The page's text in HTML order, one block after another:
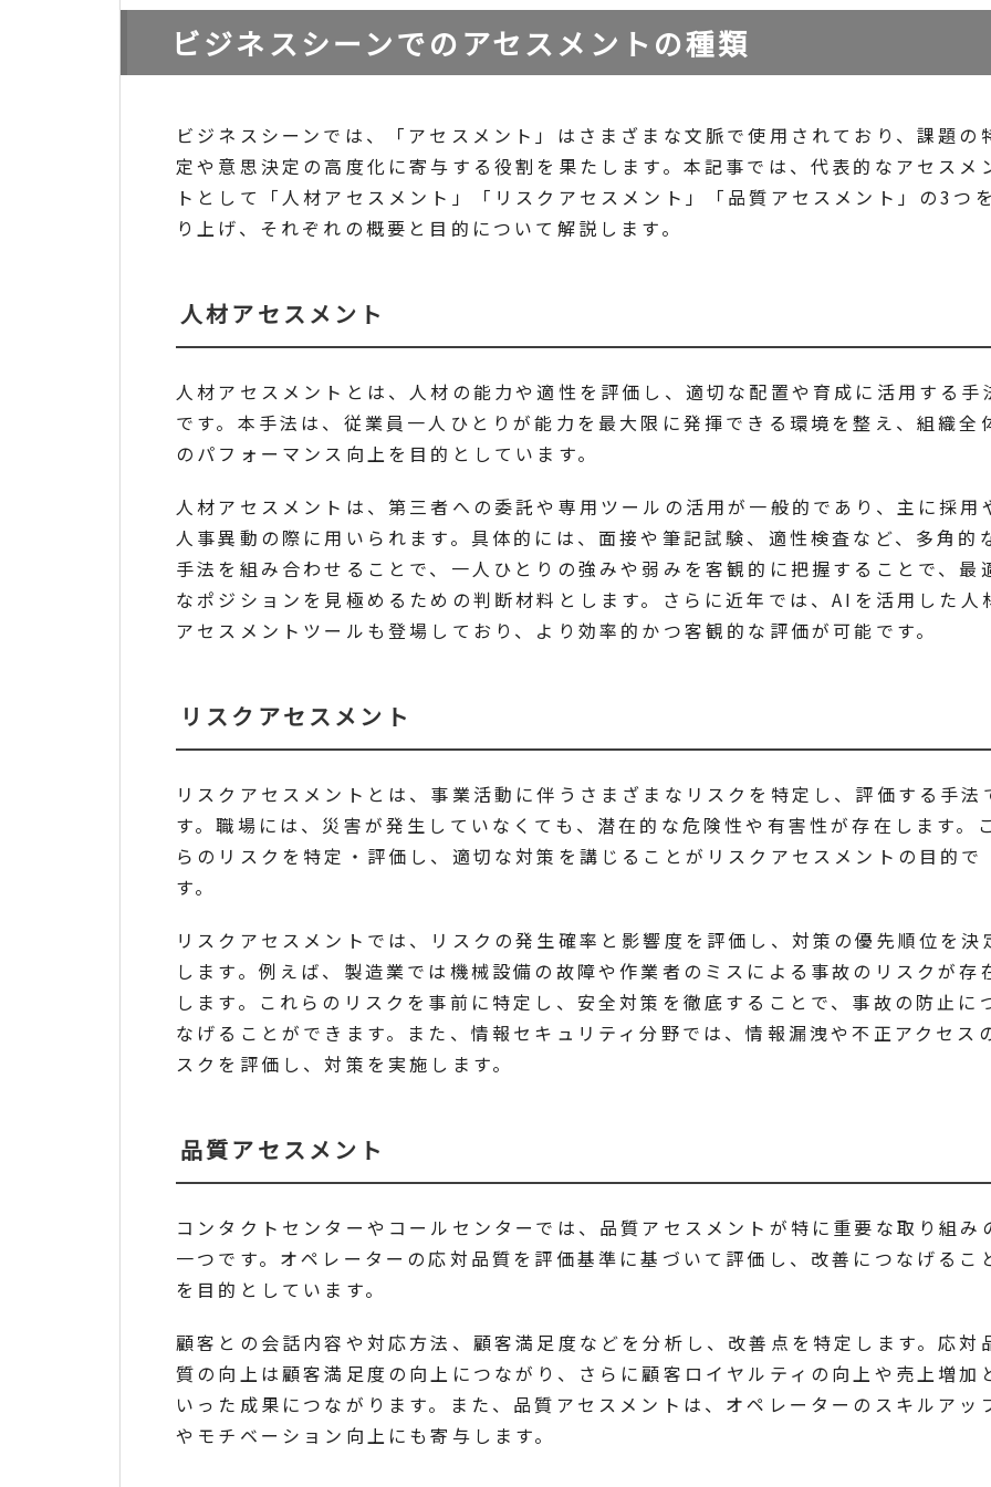
ビジネスシーンでのアセスメントの種類
ビジネスシーンでは、「アセスメント」はさまざまな文脈で使用されており、課題の
定や意思決定の高度化に寄与する役割を果たします。本記事では、代表的なアセスメ
トとして「人材アセスメント」「リスクアセスメント」「品質アセスメント」の3つ
り上げ、それぞれの概要と目的について解説します。
人材アセスメント
人材アセスメントとは、人材の能力や適性を評価し、適切な配置や育成に活用する手
です。本手法は、従業員一人ひとりが能力を最大限に発揮できる環境を整え、組織全
のパフォーマンス向上を目的としています。
人材アセスメントは、第三者への委託や専用ツールの活用が一般的であり、主に採用
人事異動の際に用いられます。具体的には、面接や筆記試験、適性検査など、多角的
手法を組み合わせることで、一人ひとりの強みや弱みを客観的に把握することで、最
なポジションを見極めるための判断材料とします。さらに近年では、AIを活用した人
アセスメントツールも登場しており、より効率的かつ客観的な評価が可能です。
リスクアセスメント
リスクアセスメントとは、事業活動に伴うさまざまなリスクを特定し、評価する手法
す。職場には、災害が発生していなくても、潜在的な危険性や有害性が存在します。
らのリスクを特定・評価し、適切な対策を講じることがリスクアセスメントの目的で
す。
リスクアセスメントでは、リスクの発生確率と影響度を評価し、対策の優先順位を決
します。例えば、製造業では機械設備の故障や作業者のミスによる事故のリスクが存
します。これらのリスクを事前に特定し、安全対策を徹底することで、事故の防止に
なげることができます。また、情報セキュリティ分野では、情報漏洩や不正アクセス
スクを評価し、対策を実施します。
品質アセスメント
コンタクトセンターやコールセンターでは、品質アセスメントが特に重要な取り組み
一つです。オペレーターの応対品質を評価基準に基づいて評価し、改善につなげるこ
を目的としています。
顧客との会話内容や対応方法、顧客満足度などを分析し、改善点を特定します。応対
質の向上は顧客満足度の向上につながり、さらに顧客ロイヤルティの向上や売上増加
いった成果につながります。また、品質アセスメントは、オペレーターのスキルアッ
やモチベーション向上にも寄与します。